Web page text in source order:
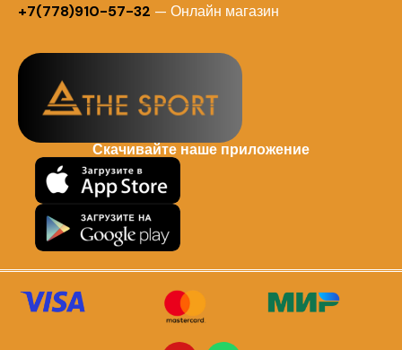
+7(778)910-57-32 — Онлайн магазин
Скачивайте наше приложение